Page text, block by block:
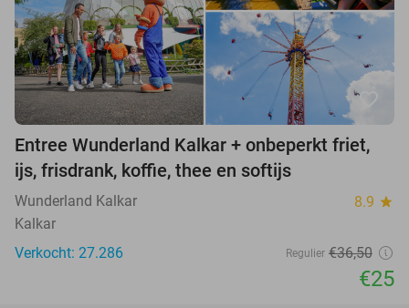
favorite_border
Entree Wunderland Kalkar + onbeperkt friet,
ijs, frisdrank, koffie, thee en softijs
Wunderland Kalkar 8.9 star
Kalkar
Verkocht: 27.286
Regulier €36,50
€25